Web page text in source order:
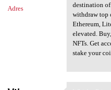
Adres
destination
withdraw top
Ethereum,
elevated.
NFTs. Get
stake your